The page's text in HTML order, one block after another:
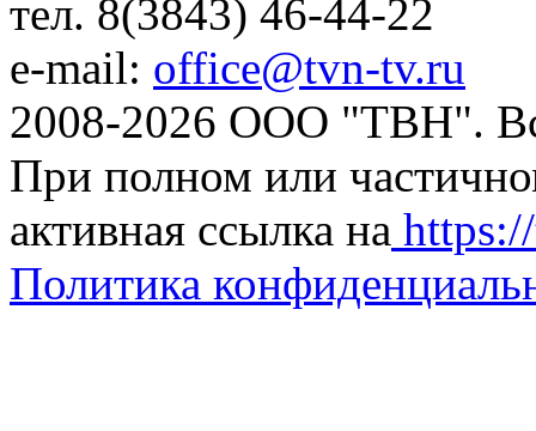
тел. 8(3843) 46-44-22
e-mail: office@tvn-tv.ru
2008-2026 ООО "ТВН".
При полном или
активная ссылка на
Политика